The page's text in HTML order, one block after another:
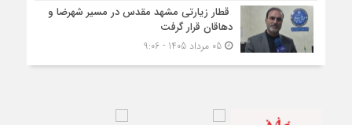
قطار زیارتی مشهد مقدس در مسیر شهرضا و
دهاقان قرار گرفت
05 مرداد 1405 - 9:06